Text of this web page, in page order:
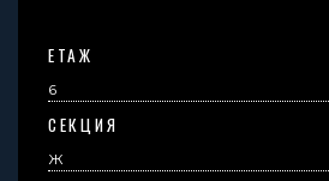
ЕТАЖ
6
СЕКЦИЯ
Ж